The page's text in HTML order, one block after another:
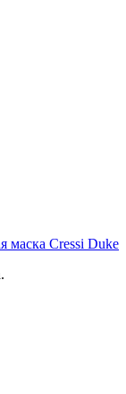
маска Cressi Duke